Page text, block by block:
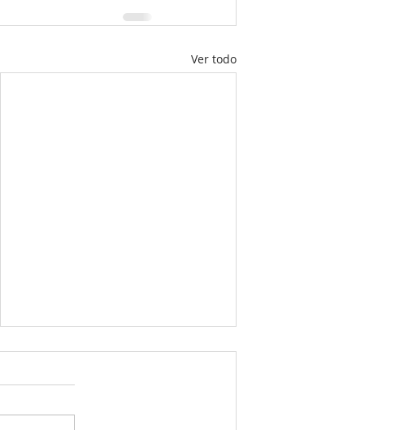
Ver todo